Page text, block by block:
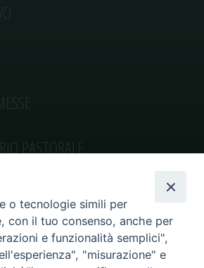
PASTORALE
o tecnologie simili per
con il tuo consenso, anche per
e funzionalità semplici",
"misurazione" e